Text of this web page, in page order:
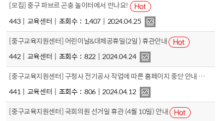
443 교육센터
[모집] 중구 파브르 곤충 놀이터에서 만나요!
조회수
1,407 2024.04.25
442 교육센터
[중구교육지원센터] 어린이날&대체공휴일(2일 ) 휴관안내
조회수
822 2024.04.24
441 교육센터
[중구교육지원센터] 구청사 전기공사 작업에 따른 홈페이지 중단 안내
조회수
806 2024.04.12
[중구교육지원센터] 국회의원 선거일 휴관 (4월 10일) 안내